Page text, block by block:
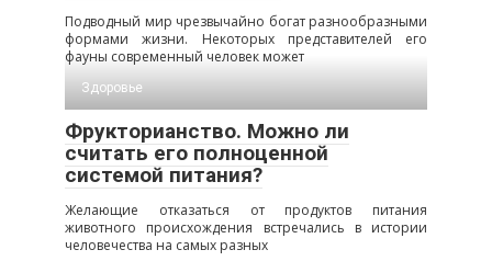
Подводный мир чрезвычайно богат разнообразными
формами жизни. Некоторых представителей его
фауны современный человек может
Здоровье
Фрукторианство. Можно ли
считать его полноценной
системой питания?
Желающие отказаться от продуктов питания
животного происхождения встречались в истории
человечества на самых разных